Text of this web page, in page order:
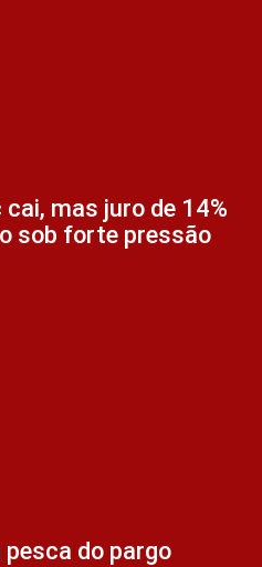
mas juro de 14%
sob forte pressão
do pargo